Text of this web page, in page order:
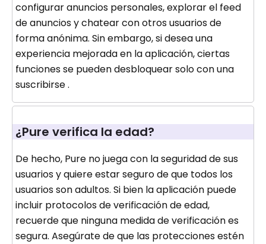
configurar anuncios personales, explorar el feed
de anuncios y chatear con otros usuarios de
forma anónima. Sin embargo, si desea una
experiencia mejorada en la aplicación, ciertas
funciones se pueden desbloquear solo con una
suscribirse .
¿Pure verifica la edad?
De hecho, Pure no juega con la seguridad de sus
usuarios y quiere estar seguro de que todos los
usuarios son adultos. Si bien la aplicación puede
incluir protocolos de verificación de edad,
recuerde que ninguna medida de verificación es
segura. Asegúrate de que las protecciones estén